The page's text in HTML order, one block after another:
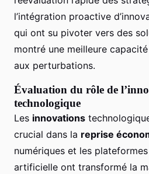
l’intégration proactive
qui ont su pivoter vers des
montré une meilleure
aux perturbations.
Évaluation du rôle de
technologique
Les innovations
crucial dans la reprise
numériques et les
artificielle ont transformé la